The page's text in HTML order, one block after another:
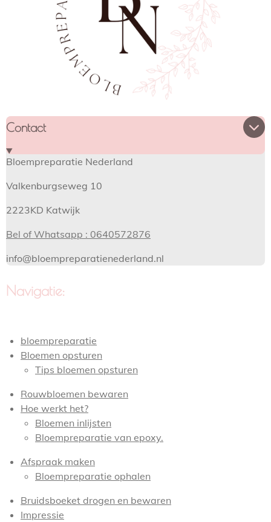
Contact
Bloempreparatie Nederland
Valkenburgseweg 10
2223KD Katwijk
Bel of Whatsapp : 0640572876
info@bloempreparatienederland.nl
Navigatie:
bloempreparatie
Bloemen opsturen
Tips bloemen opsturen
Rouwbloemen bewaren
Hoe werkt het?
Bloemen inlijsten
Bloempreparatie van epoxy.
Afspraak maken
Bloempreparatie ophalen
Bruidsboeket drogen en bewaren
Impressie